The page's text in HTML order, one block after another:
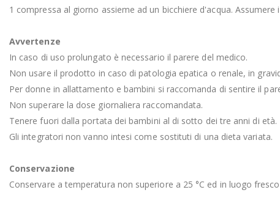
1 compressa al giorno assieme ad un bicchiere d'acqua.
Avvertenze
In caso di uso prolungato è necessario il parere del medico.
Non usare il prodotto in caso di patologia epatica o renale, in
Per donne in allattamento e bambini si raccomanda di sentire il
Non superare la dose giornaliera raccomandata.
Tenere fuori dalla portata dei bambini al di sotto dei tre anni di età.
Gli integratori non vanno intesi come sostituti di una dieta variata.
Conservazione
Conservare a temperatura non superiore a 25 °C ed in luogo